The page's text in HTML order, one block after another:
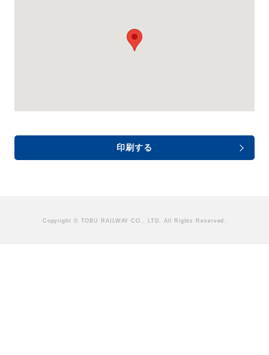
印刷する
Copyright © TOBU RAILWAY CO., LTD. All Rights Reserved.